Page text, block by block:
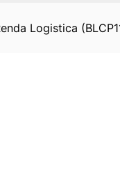
Logistica